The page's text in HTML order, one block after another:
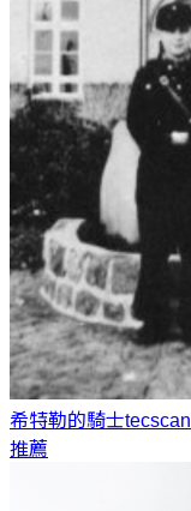
希特勒的騎士tecscan
推薦